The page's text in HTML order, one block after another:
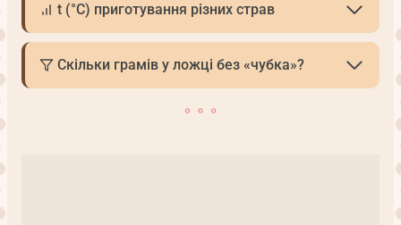
t (°С) приготування різних страв
Скільки грамів у ложці без «чубка»?